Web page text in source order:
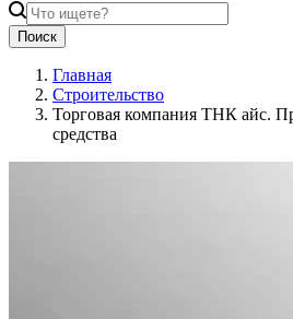
Поиск
Главная
Строительство
Торговая компания ТНК айс.
средства